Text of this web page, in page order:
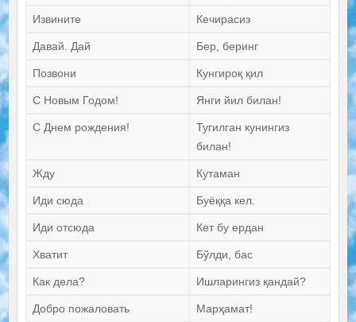
Извините Кечирасиз
Давай. Дай Бер, беринг
Позвони Кунгироқ қил
С Новым Годом! Янги йил билан!
С Днем рождения!
Тугилган кунингиз
билан!
Жду Кутаман
Иди сюда Буёққа кел.
Иди отсюда Кет бу ердан
Хватит Бўлди, бас
Как дела? Ишларингиз қандай?
Добро пожаловать Марҳамат!